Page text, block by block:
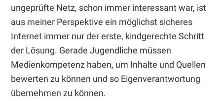
ungeprüfte Netz, schon immer interessant war, ist
aus meiner Perspektive ein möglichst sicheres
Internet immer nur der erste, kindgerechte Schritt
der Lösung. Gerade Jugendliche müssen
Medienkompetenz haben, um Inhalte und Quellen
bewerten zu können und so Eigenverantwortung
übernehmen zu können.